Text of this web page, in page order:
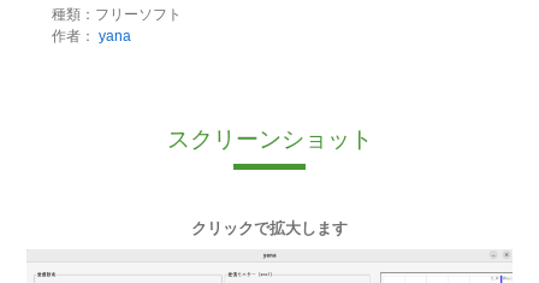
種類：フリーソフト
作者： yana
スクリーンショット
クリックで拡大します